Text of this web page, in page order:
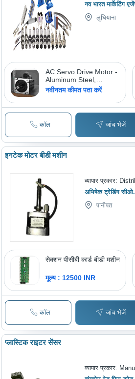
नव भारत मार्केटिंग
लुधियाना
AC Servo Drive Motor -
Aluminum Steel,
100x100x150 mm, 1.5
Precision, Smooth
Operation, High Torque,
Quiet Running, Long
Lifespan, Easy
Installation
नवीनतम कीमत पता करें
कॉल जांच भेजें
इनटेक मोटर बीडी मशीन
व्यापार प्रकार:
अभिषेक ट्रेडिंग सीओ.
पानीपत
सेक्शन पीसीबी कार्ड बीडी मशीन
मूल्य : 12500 INR
कॉल जांच भेजें
प्लास्टिक राइटर सेंसर
व्यापार प्रकार: